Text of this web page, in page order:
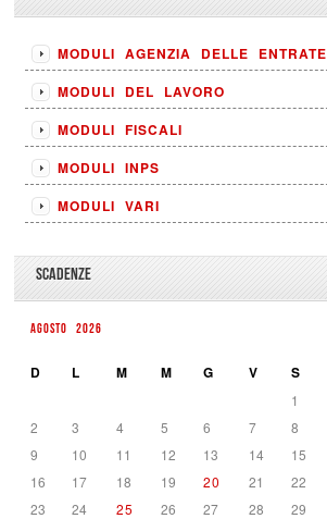
MODULI AGENZIA DELLE ENTRATE
MODULI DEL LAVORO
MODULI FISCALI
MODULI INPS
MODULI VARI
SCADENZE
AGOSTO 2026
D L M M G V S
1
2
3 4 5 6 7
8
9
10 11 12 13 14
15
16
17 18 19 20 21
22
23
24 25 26 27 28
29